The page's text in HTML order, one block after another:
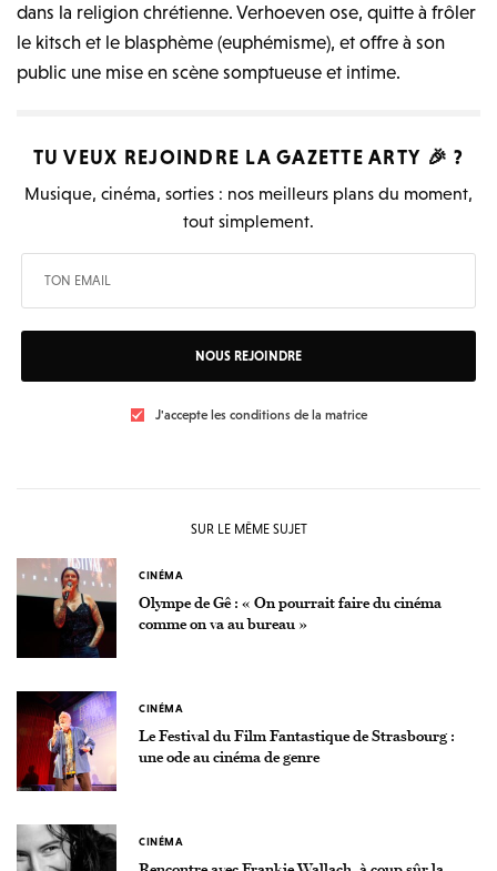
dans la religion chrétienne. Verhoeven ose, quitte à frôler
le kitsch et le blasphème (euphémisme), et offre à son
public une mise en scène somptueuse et intime.
TU VEUX REJOINDRE LAGAZETTE ARTY 🎉 ?
Musique, cinéma, sorties : nos meilleurs plans du moment,
tout simplement.
NOUS REJOINDRE
J'accepte les conditions de la matrice
SUR LE MÊME SUJET
CINÉMA
Olympe de Gê : « On pourrait faire du cinéma
comme on va au bureau »
CINÉMA
Le Festival du Film Fantastique de Strasbourg :
une ode au cinéma de genre
CINÉMA